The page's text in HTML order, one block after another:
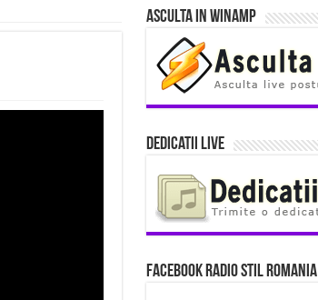
Asculta in Winamp
Dedicatii Live
Facebook Radio Stil Romania